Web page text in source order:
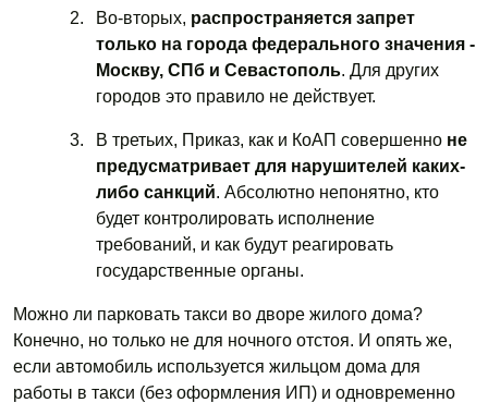
Во-вторых, распространяется запрет
только на города федерального значения -
Москву, СПб и Севастополь. Для других
городов это правило не действует.
В третьих, Приказ, как и КоАП совершенно не
предусматривает для нарушителей каких-
либо санкций. Абсолютно непонятно, кто
будет контролировать исполнение
требований, и как будут реагировать
государственные органы.
Можно ли парковать такси во дворе жилого дома?
Конечно, но только не для ночного отстоя. И опять же,
если автомобиль используется жильцом дома для
работы в такси (без оформления ИП) и одновременно